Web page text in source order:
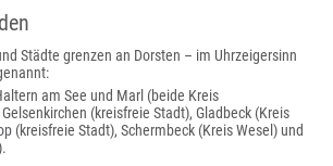
Städte grenzen an Dorsten – im Uhrzeigersinn
am See und Marl (beide Kreis
(kreisfreie Stadt), Gladbeck (Kreis
(kreisfreie Stadt), Schermbeck (Kreis Wesel) und